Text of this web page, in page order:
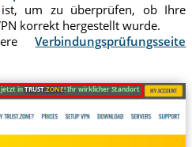
um zu überprüfen, ob Ihre
korrekt hergestellt wurde.
Verbindungsprüfungsseite
jetzt inTRUST.ZONE! Ihr wirklicher Standort ist versteckt!